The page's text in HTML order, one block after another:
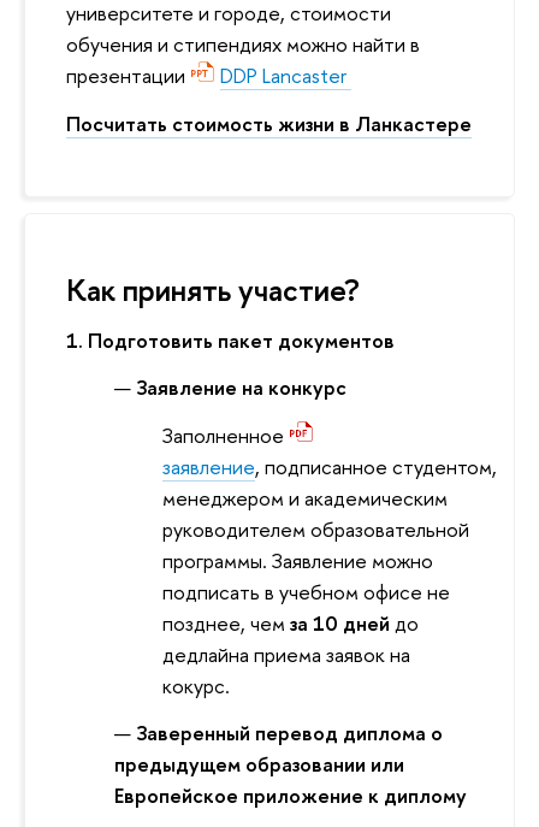
университете и городе, стоимости
обучения и стипендиях можно найти в
презентации
DDP Lancaster
Посчитать стоимость жизни в Ланкастере
Как принять участие?
1. Подготовить пакет документов
Заявление на конкурс
Заполненное
заявление, подписанное студентом,
менеджером и академическим
руководителем образовательной
программы. Заявление можно
подписать в учебном офисе не
позднее, чем за 10 дней до
дедлайна приема заявок на
кокурс.
Заверенный перевод диплома о
предыдущем образовании или
Европейское приложение к диплому